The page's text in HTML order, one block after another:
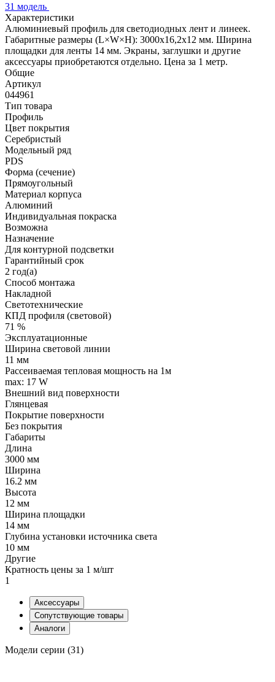
31 модель
Характеристики
Алюминиевый профиль для светодиодных лент и линеек.
Габаритные размеры (L×W×H): 3000x16,2x12 мм. Ширина
площадки для ленты 14 мм. Экраны, заглушки и другие
аксессуары приобретаются отдельно. Цена за 1 метр.
Общие
Артикул
044961
Тип товара
Профиль
Цвет покрытия
Серебристый
Модельный ряд
PDS
Форма (сечение)
Прямоугольный
Материал корпуса
Алюминий
Индивидуальная покраска
Возможна
Назначение
Для контурной подсветки
Гарантийный срок
2 год(а)
Способ монтажа
Накладной
Светотехнические
КПД профиля (cветовой)
71 %
Эксплуатационные
Ширина световой линии
11 мм
Рассеиваемая тепловая мощность на 1м
max: 17 W
Внешний вид поверхности
Глянцевая
Покрытие поверхности
Без покрытия
Габариты
Длина
3000 мм
Ширина
16.2 мм
Высота
12 мм
Ширина площадки
14 мм
Глубина установки источника света
10 мм
Другие
Кратность цены за 1 м/шт
1
Аксессуары
Сопутствующие товары
Аналоги
Модели серии (31)